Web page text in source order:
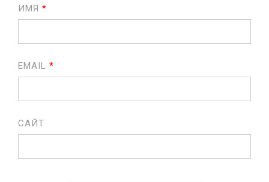
ИМЯ *
EMAIL *
САЙТ